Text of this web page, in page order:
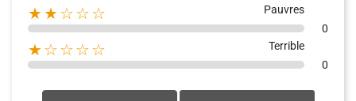
★★☆☆☆
Pauvres
0
★☆☆☆☆
Terrible
0